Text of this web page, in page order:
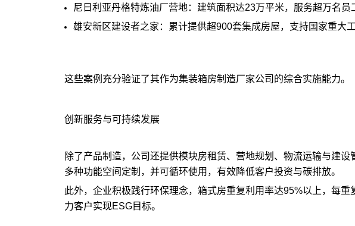
尼日利亚丹格特炼油厂营地：建筑面积达23万平米，服务超万名员
雄安新区建设者之家：累计提供超900套集成房屋，支持国家重大工
这些案例充分验证了其作为集装箱房制造厂家公司的综合实施能力。
创新服务与可持续发展
除了产品制造，公司还提供模块房租赁、营地规划、物流运输与建
多种功能空间定制，并可循环使用，有效降低客户投资与碳排放。
此外，企业积极践行环保理念，箱式房重复利用率达95%以上，每
力客户实现ESG目标。